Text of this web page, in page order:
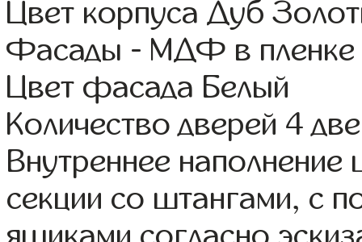
Цвет корпуса Дуб
Фасады - МДФ в
Цвет фасада Белый
Количество дверей 4
Внутреннее
секции со штангами, с